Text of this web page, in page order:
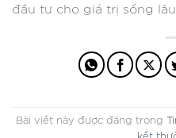
đầu tư cho giá trị sống
Bài viết này được đăng trong